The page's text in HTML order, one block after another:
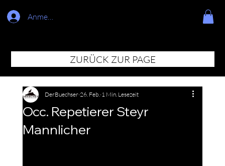
ZURÜCK ZUR PAGE
Anmelden
Occ. Repetierer Steyr
Mannlicher
DerBuechser 26. Feb. 1 Min. Lesezeit